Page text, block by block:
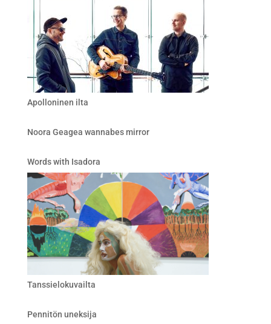
Apolloninen ilta
Noora Geagea wannabes mirror
Words with Isadora
Tanssielokuvailta
Pennitön uneksija